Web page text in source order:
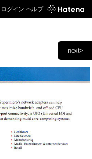
ログイン ヘルプ
next>